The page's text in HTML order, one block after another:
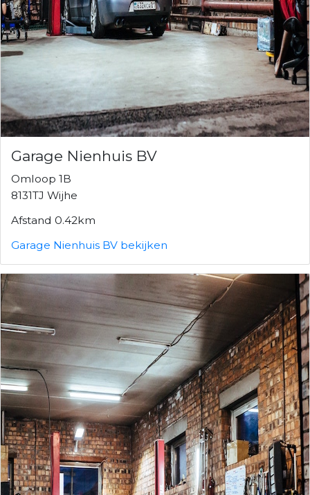
Garage Nienhuis BV
Omloop 1B
8131TJ Wijhe
Afstand 0.42km
Garage Nienhuis BV bekijken